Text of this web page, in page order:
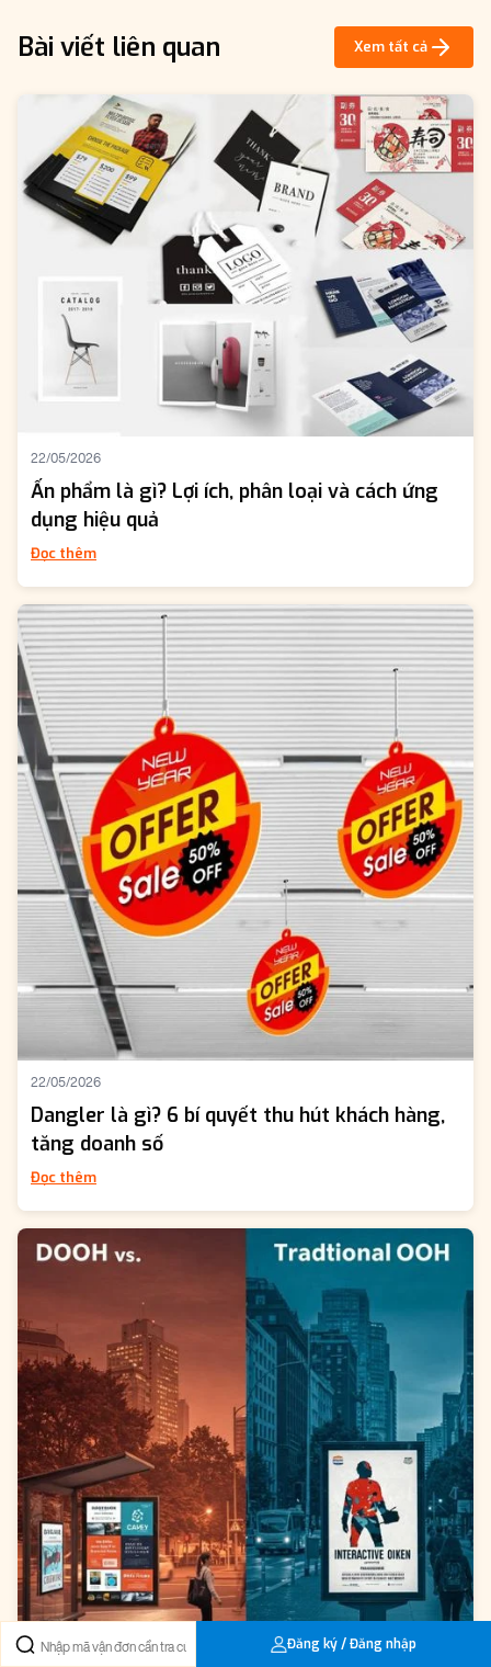
Bài viết liên quan Xem tất cả
22/05/2026
Ấn phẩm là gì? Lợi ích, phân loại và cách ứng
dụng hiệu quả
Đọc thêm
22/05/2026
Dangler là gì? 6 bí quyết thu hút khách hàng,
tăng doanh số
Đọc thêm
Đăng ký / Đăng nhập